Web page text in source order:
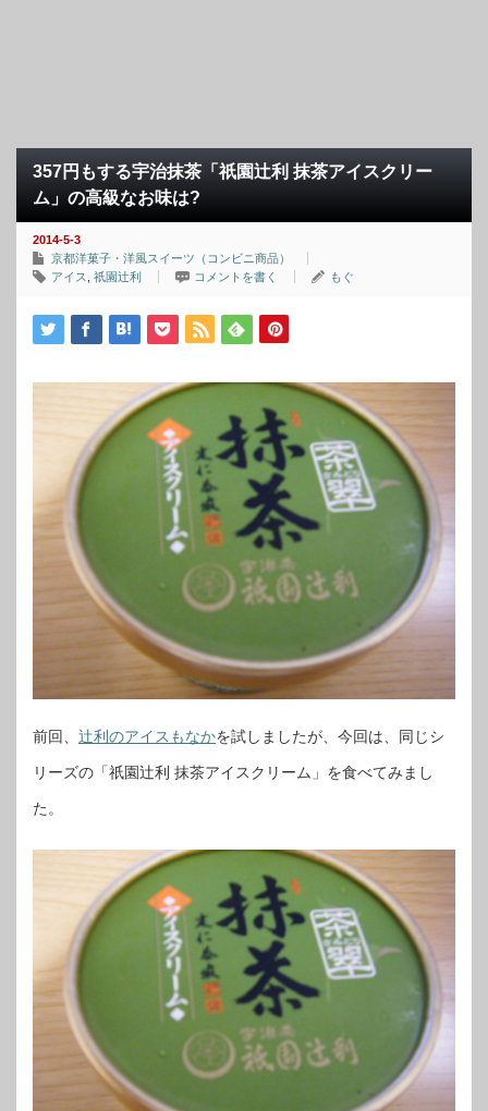
357円もする宇治抹茶「祇園辻利 抹茶アイスクリー
ム」の高級なお味は?
2014-5-3
京都洋菓子・洋風スイーツ（コンビニ商品）
アイス
祇園辻利 コメントを書く もぐ
前回、 辻利のアイスもなかを試しましたが、今回は、同じシ
リーズの「祇園辻利 抹茶アイスクリーム」を食べてみまし
た。